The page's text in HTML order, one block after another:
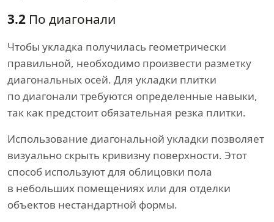
3.2 По диагонали
Чтобы укладка получилась геометрически
правильной, необходимо произвести разметку
диагональных осей. Для укладки плитки
по диагонали требуются определенные навыки,
так как предстоит обязательная резка плитки.
Использование диагональной укладки позволяет
визуально скрыть кривизну поверхности. Этот
способ используют для облицовки пола
в небольших помещениях или для отделки
объектов нестандартной формы.